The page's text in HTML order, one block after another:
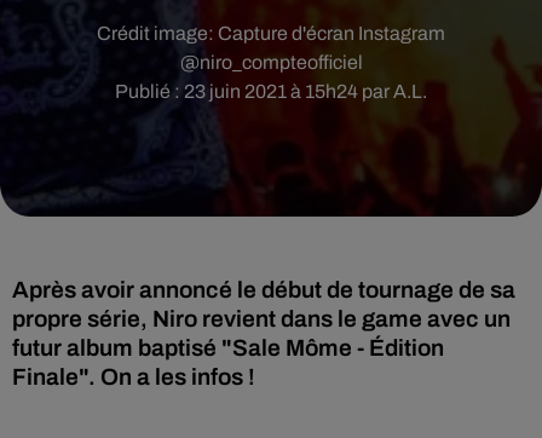
Publié : 23 juin 2021 à 15h24 par A.L.
Crédit image: Capture d'écran Instagram
@niro_compteofficiel
Après avoir annoncé le début de tournage de sa
propre série, Niro revient dans le game avec un
futur album baptisé "Sale Môme - Édition
Finale". On a les infos !